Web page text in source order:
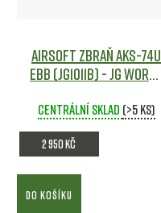
Airsoft zbraň AKS-74U
EBB (JG1011B) - JG Works
Centrální sklad (>5 ks)
2 950 Kč
DO KOŠÍKU